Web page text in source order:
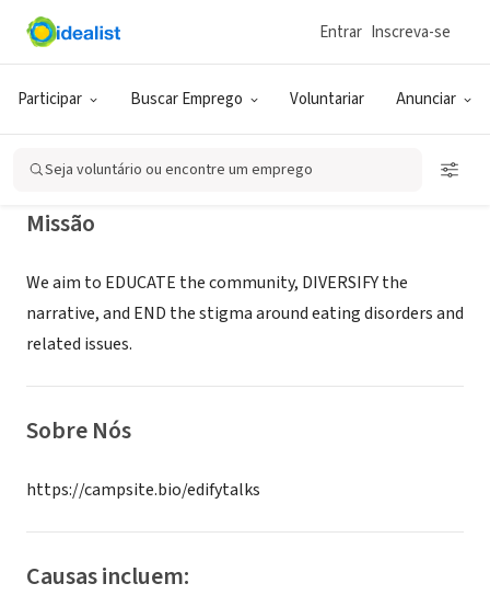
Participar Buscar Emprego Voluntariar Anunciar
Entrar Inscreva-se
Seja voluntário ou encontre um emprego
ONG (SETOR SOCIAL)
EDify Talks
Missão
We aim to EDUCATE the community, DIVERSIFY the
narrative, and END the stigma around eating disorders and
related issues.
Sobre Nós
https://campsite.bio/edifytalks
Causas incluem: